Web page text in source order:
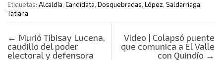
Etiquetas: Alcaldía, Candidata, Dosquebradas, López, Saldarriaga,
Tatiana
Post navigation
← Murió Tibisay Lucena,
caudillo del poder
electoral y defensora
Video | Colapsó puente
que comunica a El Valle
con Quindío →